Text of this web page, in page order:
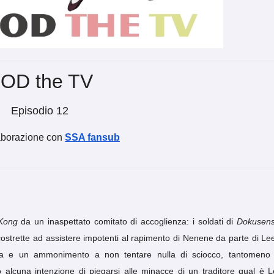
the TV
Episodio 12
con SSA fansub
da un inaspettato comitato di accoglienza: i soldati di
ad assistere impotenti al rapimento di Nenene da parte di
e un ammonimento a non tentare nulla di sciocco, tantomeno
intenzione di piegarsi alle minacce di un traditore qual è